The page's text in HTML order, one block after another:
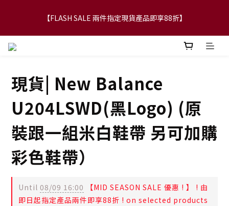
【FLASH SALE 兩件指定現貨產品即享88折】
【FLASH SALE 兩件指定現貨產品即享88折】
WTAPS|NEIGHBORHOOD|DESCENDAT 快閃減價貨品6折起 ! 2件
【立即加入會員，每次消費將可獲禮金回贈下一次使用！】
【FLASH SALE 兩件指定現貨產品即享88折】
現貨| New Balance
U204LSWD(黑Logo) (原
裝跟一組米白鞋帶 另可加購
彩色鞋帶）
Until 08/09 16:00 【MID SEASON SALE 優惠 ! 】 ! 由
即日起指定產品兩件即享88折 ! on selected products